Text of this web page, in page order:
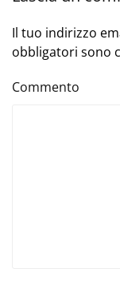
Il tuo indirizzo
obbligatori sono
Commento